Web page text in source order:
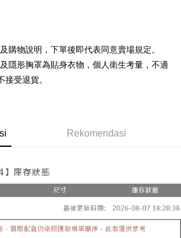
OP Pay Later]
Later sebagai kaedah pembayaran, sistem
bilangan ansuran, dan menetapkan tarikh
akan dianggap selesai setelah pembayaran
tertakluk kepada maklumat yang dinyatakan
sebagai kaedah pembayaran, mesej
muncul.
apabila pesanan disahkan. Produk akan
ditetapkan.
anda akan menerima SMS pembayaran
menerima pemberitahuan tolak aplikasi
apabila anda menerima produk. Sila buat
serbaneka utama, ATM atau perbankan
percuma untuk pesanan
購物說明，下單後即代表同意賣場規定。
隱形胸罩為貼身衣物，個人衛生考量，不適
接受退貨。
Rekomendasi